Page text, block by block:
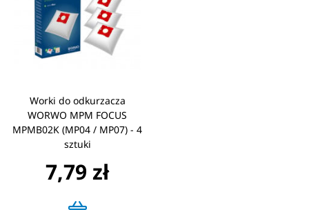
Worki do odkurzacza
WORWO MPM FOCUS
MPMB02K (MP04 / MP07) - 4
sztuki
7,79 zł